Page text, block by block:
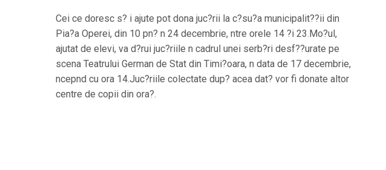
Cei ce doresc s? i ajute pot dona juc?rii la c?su?a municipalit??ii din
Pia?a Operei, din 10 pn? n 24 decembrie, ntre orele 14 ?i 23.Mo?ul,
ajutat de elevi, va d?rui juc?riile n cadrul unei serb?ri desf??urate pe
scena Teatrului German de Stat din Timi?oara, n data de 17 decembrie,
ncepnd cu ora 14.Juc?riile colectate dup? acea dat? vor fi donate altor
centre de copii din ora?.